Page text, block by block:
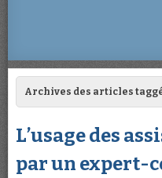
Archives des articles
L’usage des
par un expert-